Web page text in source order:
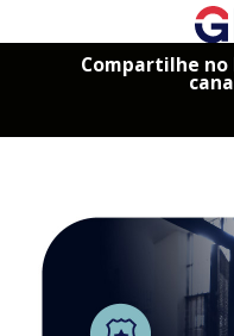
Compartilhe no